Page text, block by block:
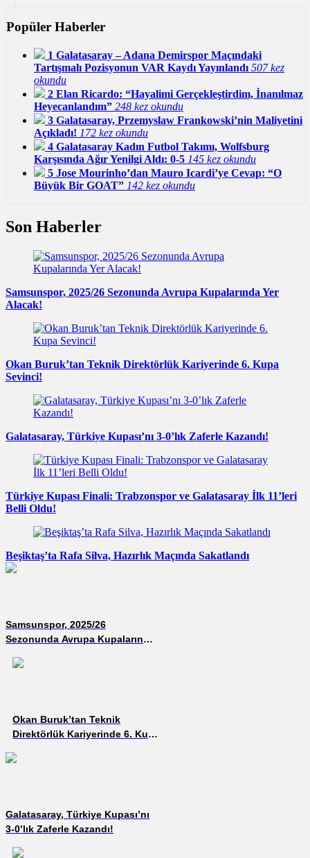
Popüler Haberler
1 Galatasaray – Adana Demirspor Maçındaki
Tartışmalı Pozisyonun VAR Kaydı Yayınlandı 507 kez
okundu
2 Elan Ricardo: “Hayalimi Gerçekleştirdim, İnanılmaz
Heyecanlandım” 248 kez okundu
3 Galatasaray, Przemyslaw Frankowski’nin Maliyetini
Açıkladı! 172 kez okundu
4 Galatasaray Kadın Futbol Takımı, Wolfsburg
Karşısında Ağır Yenilgi Aldı: 0-5 145 kez okundu
5 Jose Mourinho’dan Mauro Icardi’ye Cevap: “O
Büyük Bir GOAT” 142 kez okundu
Son Haberler
Samsunspor, 2025/26 Sezonunda Avrupa Kupalarında Yer
Alacak!
Okan Buruk’tan Teknik Direktörlük Kariyerinde 6. Kupa
Sevinci!
Galatasaray, Türkiye Kupası’nı 3-0’lık Zaferle Kazandı!
Türkiye Kupası Finali: Trabzonspor ve Galatasaray İlk 11’leri
Belli Oldu!
Beşiktaş’ta Rafa Silva, Hazırlık Maçında Sakatlandı
Samsunspor, 2025/26
Sezonunda Avrupa Kupalarında
Okan Buruk’tan Teknik
Direktörlük Kariyerinde 6. Kupa
Galatasaray, Türkiye Kupası’nı
3-0’lık Zaferle Kazandı!